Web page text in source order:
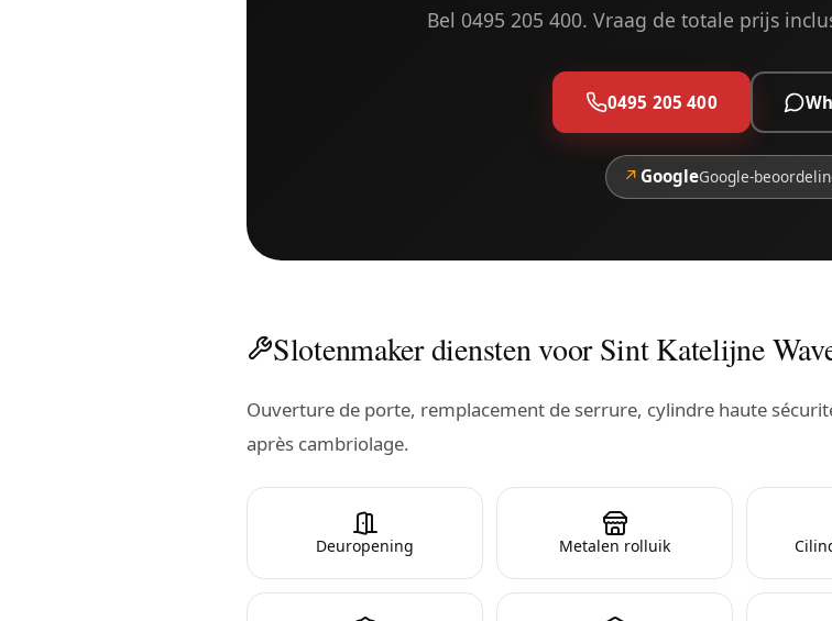
Bel 0495 205 400. Vraag de totale prijs
0495 205 400
↗ GoogleGoogle-
Slotenmaker diensten voor Sint Katelijne
Ouverture de porte, remplacement de serrure, cylindre haute
après cambriolage.
Deuropening Metalen rolluik